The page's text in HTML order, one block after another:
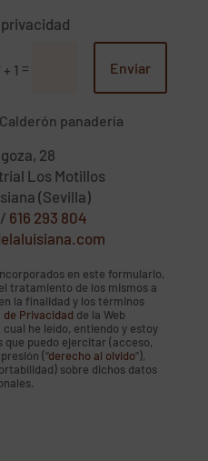
+ 1 = Enviar
28
Los Motillos
(Sevilla)
/ 616 293 804
en este formulario,
tratamiento de los mismos a
la finalidad y los términos
de Privacidad de la Web
he leído, entiendo y estoy
que puedo ejercitar (acceso,
(“derecho al olvido”),
sobre dichos datos